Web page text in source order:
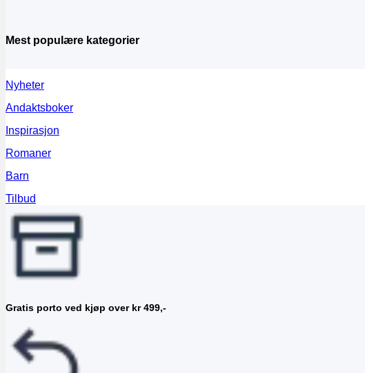
Mest populære kategorier
Nyheter
Andaktsboker
Inspirasjon
Romaner
Barn
Tilbud
Gratis porto ved kjøp over kr 499,-